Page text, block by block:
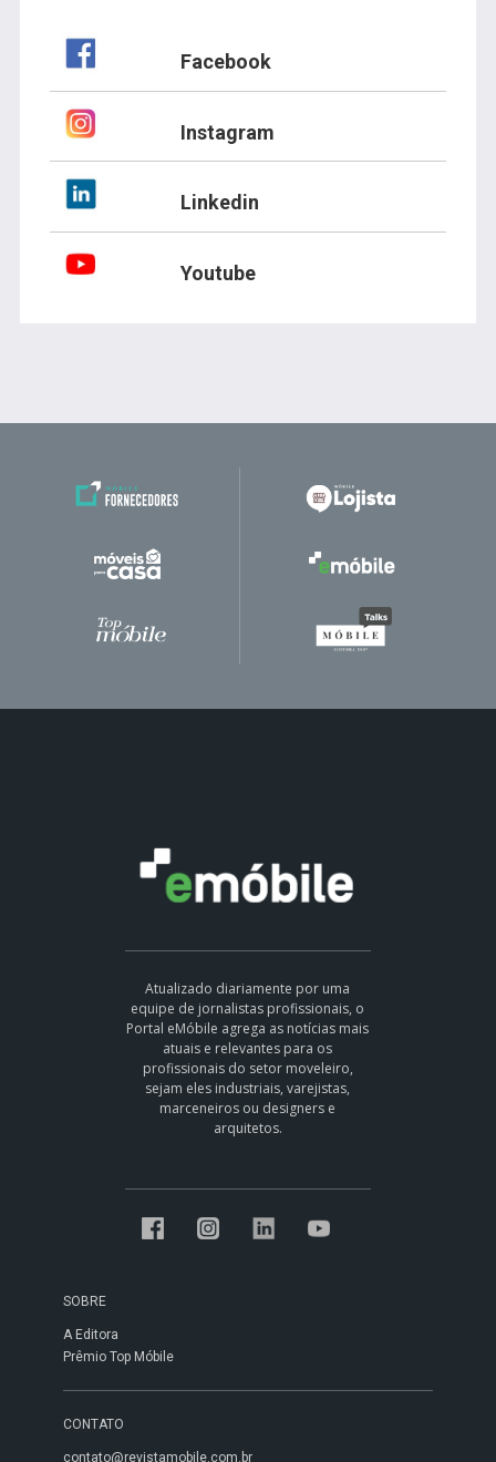
Facebook
Instagram
Linkedin
Youtube
Atualizado diariamente por uma
equipe de jornalistas profissionais, o
Portal eMóbile agrega as notícias mais
atuais e relevantes para os
profissionais do setor moveleiro,
sejam eles industriais, varejistas,
marceneiros ou designers e
arquitetos.
SOBRE
A Editora
Prêmio Top Móbile
CONTATO
contato@revistamobile.com.br